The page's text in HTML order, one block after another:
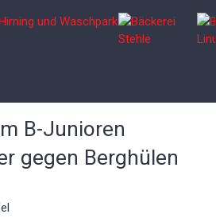
B-Junioren
gegen Berghülen